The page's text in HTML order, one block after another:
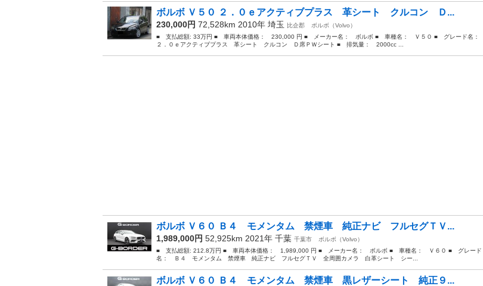
ボルボ Ｖ５０ ２．０ｅアクティブプラス 革シート クルコン Ｄ...
230,000円 72,528km 2010年 埼玉 比企郡
ボルボ（Volvo）
■ 支払総額: 33万円 ■ 車両本体価格： 230,000 円 ■ メーカー名： ボルボ ■ 車種名： Ｖ５０ ■ グレード名：
２．０ｅアクティブプラス 革シート クルコン Ｄ席ＰＷシート ■ 排気量： 2000cc ...
ボルボ Ｖ６０ Ｂ４ モメンタム 禁煙車 純正ナビ フルセグＴＶ...
1,989,000円 52,925km 2021年 千葉 千葉市
ボルボ（Volvo）
■ 支払総額: 212.8万円 ■ 車両本体価格： 1,989,000 円 ■ メーカー名： ボルボ ■ 車種名： Ｖ６０ ■ グレード
名： Ｂ４ モメンタム 禁煙車 純正ナビ フルセグＴＶ 全周囲カメラ 白革シート シー...
ボルボ Ｖ６０ Ｂ４ モメンタム 禁煙車 黒レザーシート 純正９...